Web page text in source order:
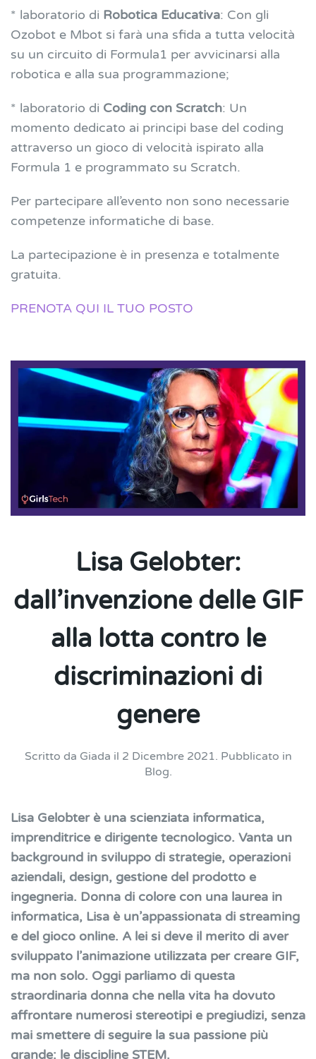
* laboratorio di Robotica Educativa: Con gli
Ozobot e Mbot si farà una sfida a tutta velocità
su un circuito di Formula1 per avvicinarsi alla
robotica e alla sua programmazione;
* laboratorio di Coding con Scratch: Un
momento dedicato ai principi base del coding
attraverso un gioco di velocità ispirato alla
Formula 1 e programmato su Scratch.
Per partecipare all’evento non sono necessarie
competenze informatiche di base.
La partecipazione è in presenza e totalmente
gratuita.
PRENOTA QUI IL TUO POSTO
Lisa Gelobter:
dall’invenzione delle GIF
alla lotta contro le
discriminazioni di
genere
Scritto da Giada il 2 Dicembre 2021. Pubblicato in
Blog.
Lisa Gelobter è una scienziata informatica,
imprenditrice e dirigente tecnologico. Vanta un
background in sviluppo di strategie, operazioni
aziendali, design, gestione del prodotto e
ingegneria. Donna di colore con una laurea in
informatica, Lisa è un’appassionata di streaming
e del gioco online. A lei si deve il merito di aver
sviluppato l’animazione utilizzata per creare GIF,
ma non solo. Oggi parliamo di questa
straordinaria donna che nella vita ha dovuto
affrontare numerosi stereotipi e pregiudizi, senza
mai smettere di seguire la sua passione più
grande: le discipline STEM.